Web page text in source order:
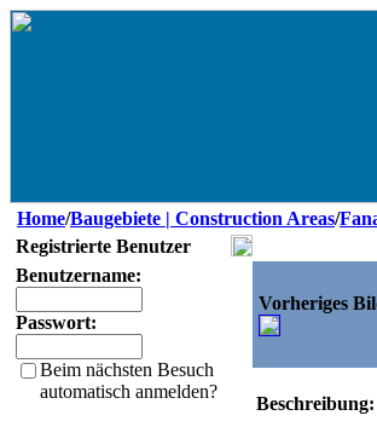
Home/Baugebiete | Construction Areas/
Registrierte Benutzer
Benutzername:
Passwort:
Beim nächsten Besuch
automatisch anmelden?
Vorheriges
Beschreibung: